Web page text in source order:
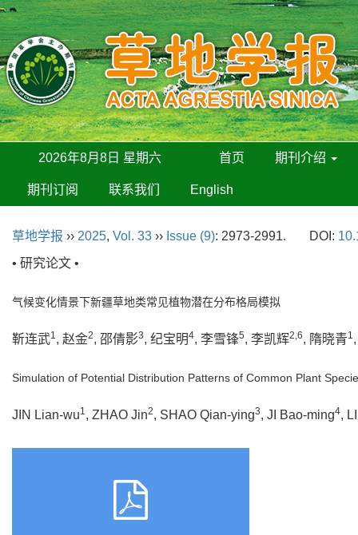
2026年8月8日 星期六 首页 期刊介绍
期刊订阅 联系我们 English
草地学报 ›› 2025, Vol. 33 ›› Issue (9): 2973-2991. DOI:
• 研究论文 •
气候变化情景下新疆草地类常见植物潜在分布格局模拟
靳连武1, 赵金2, 邵倩影3, 纪宝明4, 李雪锋5, 李凯辉2,6, 隋晓青1
Simulation of Potential Distribution Patterns of Common Plant
JIN Lian-wu1, ZHAO Jin2, SHAO Qian-ying3, JI Bao-ming4,